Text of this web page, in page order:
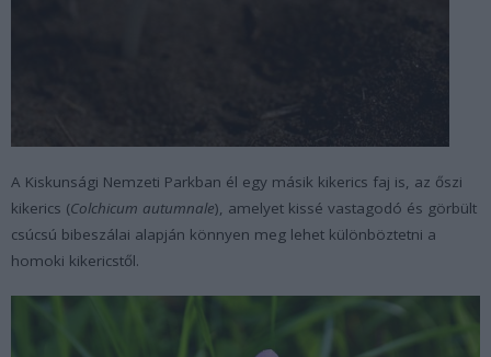
A Kiskunsági Nemzeti Parkban él egy másik kikerics faj is, az őszi
kikerics (Colchicum autumnale), amelyet kissé vastagodó és görbült
csúcsú bibeszálai alapján könnyen meg lehet különböztetni a
homoki kikericstől.